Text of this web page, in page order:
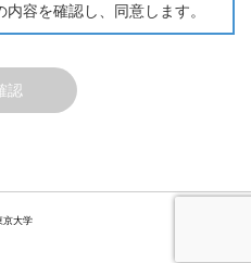
容を確認し、同意します。
京大学